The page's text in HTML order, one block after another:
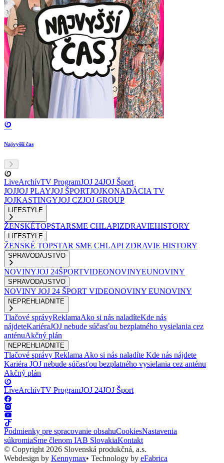
Najvyšší čas
LiveArchívTV ProgramJOJ 24JOJ Šport
JOJJOJ PLAYJOJ ŠPORTJOJKONADÁCIA TV
JOJKASTINGYJOJ CZJOJ GROUP
LIFESTYLE
ŽENSKÉTOPSTARSME CHLAPIZDRAVIEHISTORY
LIFESTYLE
ŽENSKÉ TOPSTAR SME CHLAPI ZDRAVIE HISTORY
SPRAVODAJSTVO
NOVINYJOJ 24ŠPORTVIDEONOVINYEUNOVINY
SPRAVODAJSTVO
NOVINY JOJ 24 ŠPORT VIDEONOVINY EUNOVINY
NEPREHLIADNITE
Tlačové správyReklamaAko si nás naladíteKde nás
nájdeteKariéraJOJ nebude súčasťou bezplatného vysielania cez
anténuAkčný plán
NEPREHLIADNITE
Tlačové správy Reklama Ako si nás naladíte Kde nás nájdete
Kariéra JOJ nebude súčasťou bezplatného vysielania cez anténu
Akčný plán
LiveArchívTV ProgramJOJ 24JOJ Šport
Podmienky pre spracovanie obsahuCookiesNastavenia
súkromiaSme členom IAB SlovakiaKontakt
© Copyright 2026 Slovenská produkčná, a.s.
Webdesign by Kennymax• Technology by eFabrica